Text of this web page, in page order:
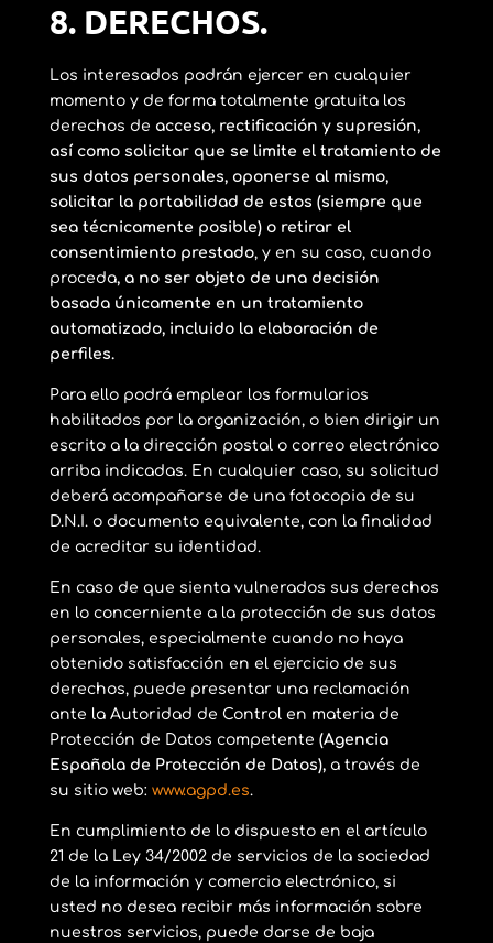
8. DERECHOS.
Los interesados podrán ejercer en cualquier
momento y de forma totalmente gratuita los
derechos de acceso, rectificación y supresión,
así como solicitar que se limite el tratamiento de
sus datos personales, oponerse al mismo,
solicitar la portabilidad de estos (siempre que
sea técnicamente posible) o retirar el
consentimiento prestado, y en su caso, cuando
proceda, a no ser objeto de una decisión
basada únicamente en un tratamiento
automatizado, incluido la elaboración de
perfiles.
Para ello podrá emplear los formularios
habilitados por la organización, o bien dirigir un
escrito a la dirección postal o correo electrónico
arriba indicadas. En cualquier caso, su solicitud
deberá acompañarse de una fotocopia de su
D.N.I. o documento equivalente, con la finalidad
de acreditar su identidad.
En caso de que sienta vulnerados sus derechos
en lo concerniente a la protección de sus datos
personales, especialmente cuando no haya
obtenido satisfacción en el ejercicio de sus
derechos, puede presentar una reclamación
ante la Autoridad de Control en materia de
Protección de Datos competente (Agencia
Española de Protección de Datos),a través de
su sitio web: www.agpd.es.
En cumplimiento de lo dispuesto en el artículo
21 de la Ley 34/2002 de servicios de la sociedad
de la información y comercio electrónico, si
usted no desea recibir más información sobre
nuestros servicios, puede darse de baja